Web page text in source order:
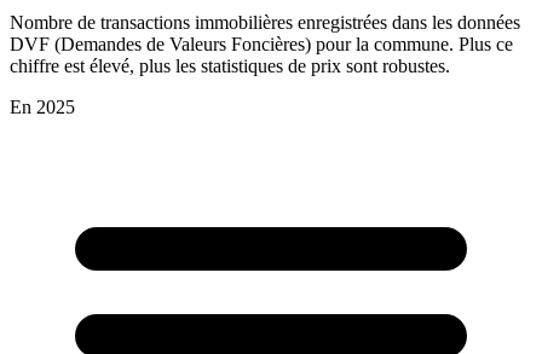
Nombre de transactions immobilières enregistrées dans les données
DVF (Demandes de Valeurs Foncières) pour la commune. Plus ce
chiffre est élevé, plus les statistiques de prix sont robustes.
En 2025